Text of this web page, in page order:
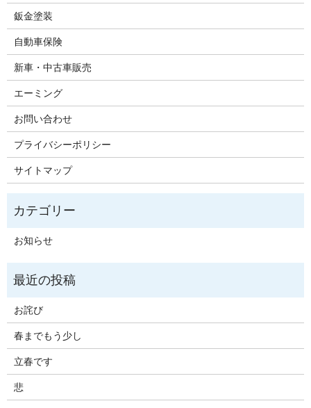
鈑金塗装
自動車保険
新車・中古車販売
エーミング
お問い合わせ
プライバシーポリシー
サイトマップ
お知らせ
お詫び
春までもう少し
立春です
悲